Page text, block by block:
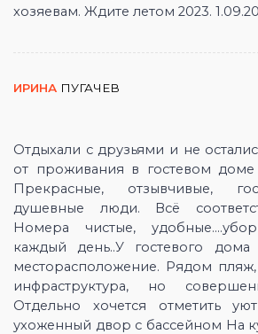
хозяевам. Ждите летом 2023.
ИРИНА ПУГАЧЕВ
Отдыхали с друзьями и не
от проживания в гостевом
Прекрасные, отзывчивые,
душевные люди. Всё
Номера чистые,
каждый день..У гостевого
месторасположение. Рядом
инфраструктура, но
Отдельно хочется отметить
ухоженный двор с бассейном На